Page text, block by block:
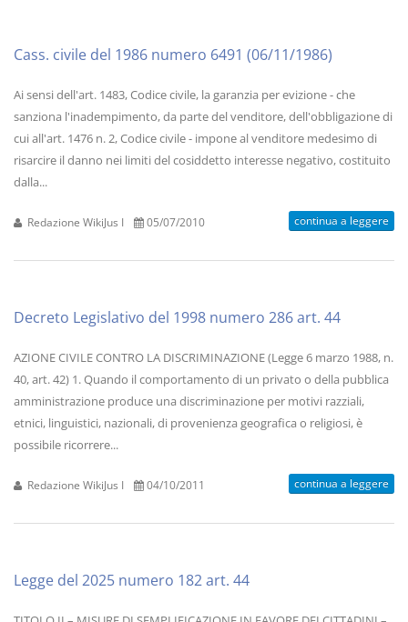
Cass. civile del 1986 numero 6491 (06/11/1986)
Ai sensi dell'art. 1483, Codice civile, la garanzia per evizione - che
sanziona l'inadempimento, da parte del venditore, dell'obbligazione di
cui all'art. 1476 n. 2, Codice civile - impone al venditore medesimo di
risarcire il danno nei limiti del cosiddetto interesse negativo, costituito
dalla...
Redazione WikiJus I 05/07/2010 continua a leggere
Decreto Legislativo del 1998 numero 286 art. 44
AZIONE CIVILE CONTRO LA DISCRIMINAZIONE (Legge 6 marzo 1988, n.
40, art. 42) 1. Quando il comportamento di un privato o della pubblica
amministrazione produce una discriminazione per motivi razziali,
etnici, linguistici, nazionali, di provenienza geografica o religiosi, è
possibile ricorrere...
Redazione WikiJus I 04/10/2011 continua a leggere
Legge del 2025 numero 182 art. 44